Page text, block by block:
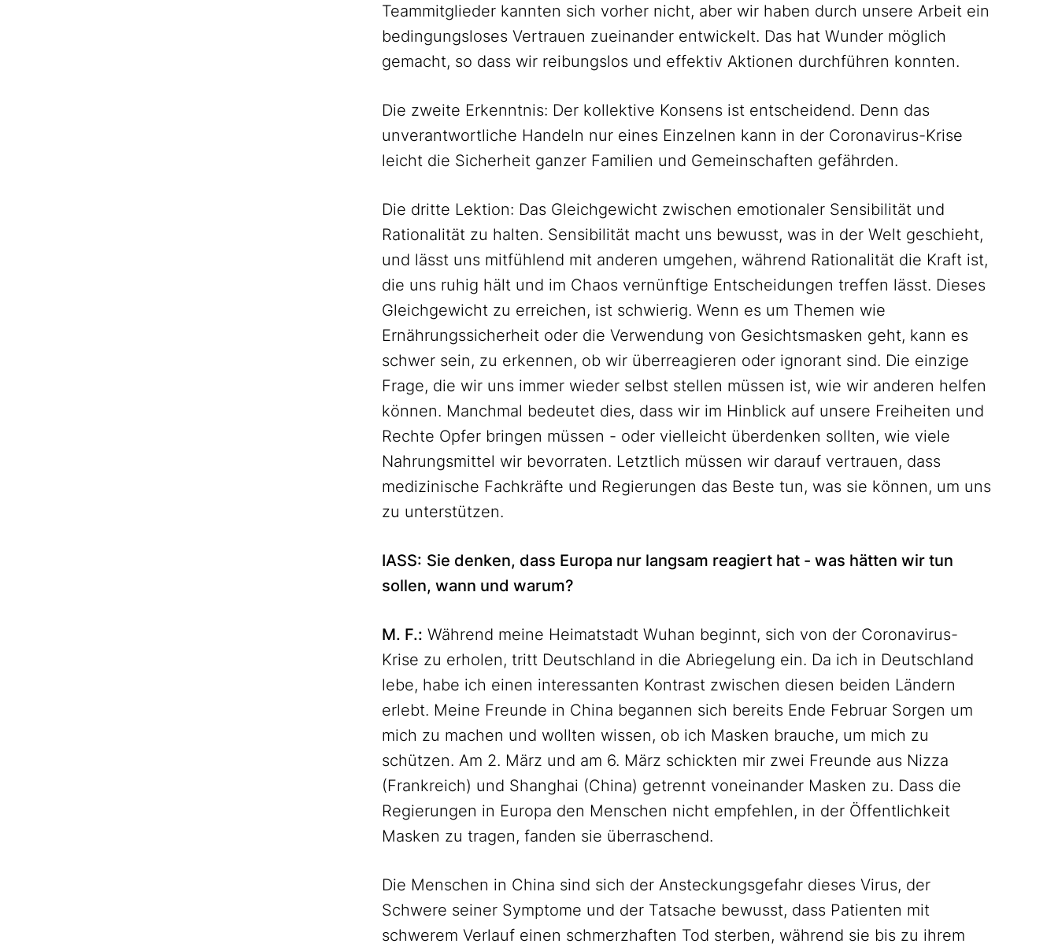
Teammitglieder kannten sich vorher nicht, aber wir haben durch unsere Arbeit ein
bedingungsloses Vertrauen zueinander entwickelt. Das hat Wunder möglich
gemacht, so dass wir reibungslos und effektiv Aktionen durchführen konnten.
Die zweite Erkenntnis: Der kollektive Konsens ist entscheidend. Denn das
unverantwortliche Handeln nur eines Einzelnen kann in der Coronavirus-Krise
leicht die Sicherheit ganzer Familien und Gemeinschaften gefährden.
Die dritte Lektion: Das Gleichgewicht zwischen emotionaler Sensibilität und
Rationalität zu halten. Sensibilität macht uns bewusst, was in der Welt geschieht,
und lässt uns mitfühlend mit anderen umgehen, während Rationalität die Kraft ist,
die uns ruhig hält und im Chaos vernünftige Entscheidungen treffen lässt. Dieses
Gleichgewicht zu erreichen, ist schwierig. Wenn es um Themen wie
Ernährungssicherheit oder die Verwendung von Gesichtsmasken geht, kann es
schwer sein, zu erkennen, ob wir überreagieren oder ignorant sind. Die einzige
Frage, die wir uns immer wieder selbst stellen müssen ist, wie wir anderen helfen
können. Manchmal bedeutet dies, dass wir im Hinblick auf unsere Freiheiten und
Rechte Opfer bringen müssen - oder vielleicht überdenken sollten, wie viele
Nahrungsmittel wir bevorraten. Letztlich müssen wir darauf vertrauen, dass
medizinische Fachkräfte und Regierungen das Beste tun, was sie können, um uns
zu unterstützen.
IASS: Sie denken, dass Europa nur langsam reagiert hat - was hätten wir tun
sollen, wann und warum?
M. F.: Während meine Heimatstadt Wuhan beginnt, sich von der Coronavirus-
Krise zu erholen, tritt Deutschland in die Abriegelung ein. Da ich in Deutschland
lebe, habe ich einen interessanten Kontrast zwischen diesen beiden Ländern
erlebt. Meine Freunde in China begannen sich bereits Ende Februar Sorgen um
mich zu machen und wollten wissen, ob ich Masken brauche, um mich zu
schützen. Am 2. März und am 6. März schickten mir zwei Freunde aus Nizza
(Frankreich) und Shanghai (China) getrennt voneinander Masken zu. Dass die
Regierungen in Europa den Menschen nicht empfehlen, in der Öffentlichkeit
Masken zu tragen, fanden sie überraschend.
Die Menschen in China sind sich der Ansteckungsgefahr dieses Virus, der
Schwere seiner Symptome und der Tatsache bewusst, dass Patienten mit
schwerem Verlauf einen schmerzhaften Tod sterben, während sie bis zu ihrem